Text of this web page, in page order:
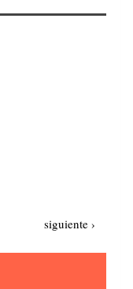
Siguiente
siguiente ›